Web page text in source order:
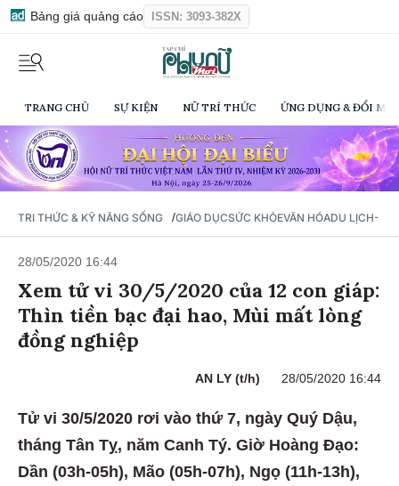
Bảng giá quảng cáo ISSN: 3093-382X
TRANG CHỦ SỰ KIỆN NỮ TRÍ THỨC ỨNG DỤNG & ĐỔI
TRI THỨC & KỸ NĂNG SỐNG /GIÁO DỤCSỨC KHỎEVĂN HÓADU LỊCH-
28/05/2020 16:44
Xem tử vi 30/5/2020 của 12 con giáp:
Thìn tiền bạc đại hao, Mùi mất lòng
đồng nghiệp
AN LY (t/h) 28/05/2020 16:44
Tử vi 30/5/2020 rơi vào thứ 7, ngày Quý Dậu,
tháng Tân Tỵ, năm Canh Tý. Giờ Hoàng Đạo:
Dần (03h-05h), Mão (05h-07h), Ngọ (11h-13h),